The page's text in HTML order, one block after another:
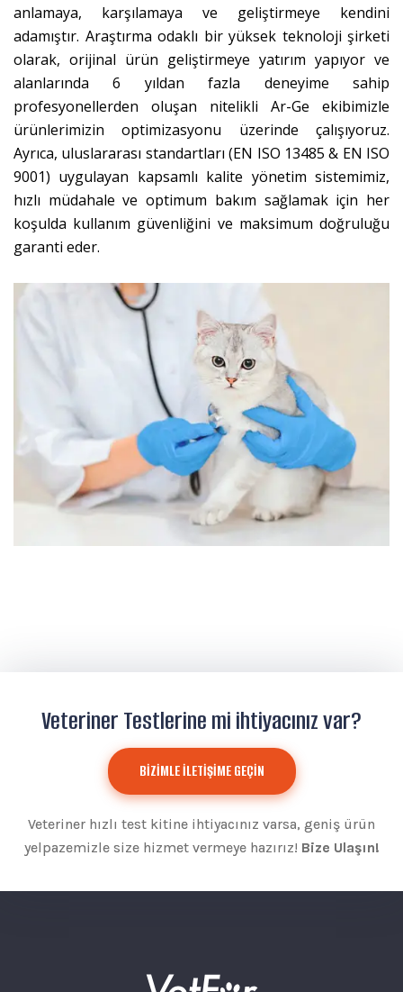
anlamaya, karşılamaya ve geliştirmeye kendini
adamıştır. Araştırma odaklı bir yüksek teknoloji şirketi
olarak, orijinal ürün geliştirmeye yatırım yapıyor ve
alanlarında 6 yıldan fazla deneyime sahip
profesyonellerden oluşan nitelikli Ar-Ge ekibimizle
ürünlerimizin optimizasyonu üzerinde çalışıyoruz.
Ayrıca, uluslararası standartları (EN ISO 13485 & EN ISO
9001) uygulayan kapsamlı kalite yönetim sistemimiz,
hızlı müdahale ve optimum bakım sağlamak için her
koşulda kullanım güvenliğini ve maksimum doğruluğu
garanti eder.
Veteriner Testlerine mi ihtiyacınız var?
BİZİMLE İLETİŞİME GEÇİN
Veteriner hızlı test kitine ihtiyacınız varsa, geniş ürün
yelpazemizle size hizmet vermeye hazırız! Bize Ulaşın!